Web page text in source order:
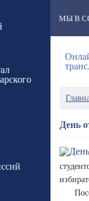
МЫ В
День